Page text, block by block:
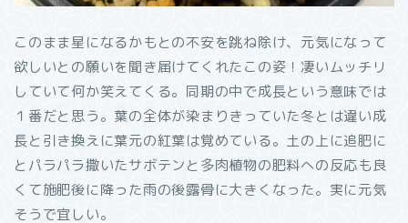
このまま星になるかもとの不安を跳ね除け、元気になって
欲しいとの願いを聞き届けてくれたこの姿！凄いムッチリ
していて何か笑えてくる。同期の中で成長という意味では
１番だと思う。葉の全体が染まりきっていた冬とは違い成
長と引き換えに葉元の紅葉は覚めている。土の上に追肥に
とパラパラ撒いたサボテンと多肉植物の肥料への反応も良
くて施肥後に降った雨の後露骨に大きくなった。実に元気
そうで宜しい。